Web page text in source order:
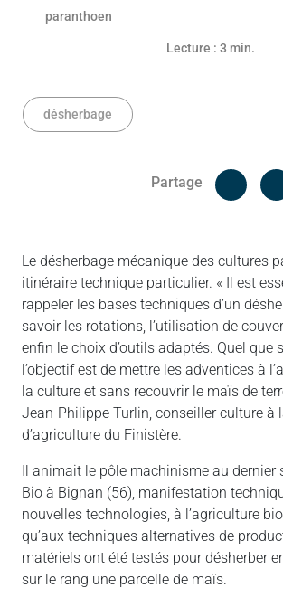
Lecture : 3 min.
désherbage
Partage
Le désherbage mécanique des cultures
itinéraire technique particulier. « Il est
rappeler les bases techniques d’un
savoir les rotations, l’utilisation de
enfin le choix d’outils adaptés. Quel que
l’objectif est de mettre les adventices à
la culture et sans recouvrir le maïs de
Jean-Philippe Turlin, conseiller culture à
d’agriculture du Finistère.
Il animait le pôle machinisme au dernier
Bio à Bignan (56), manifestation
nouvelles technologies, à l’agriculture
qu’aux techniques alternatives de
matériels ont été testés pour désherber
sur le rang une parcelle de maïs.